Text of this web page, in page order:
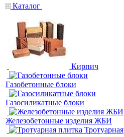
Каталог
Кирпич
Газобетонные блоки
Газосиликатные блоки
Железобетонные изделия ЖБИ
Тротуарная